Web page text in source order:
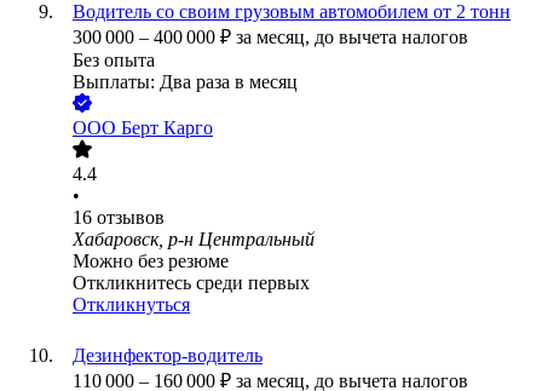
Водитель со своим грузовым автомобилем от 2 тонн
300 000 – 400 000 ₽ за месяц, до вычета налогов
Без опыта
Выплаты: Два раза в месяц
ООО Берт Карго
4.4
•
16 отзывов
Хабаровск, р-н Центральный
Можно без резюме
Откликнитесь среди первых
Откликнуться
Дезинфектор-водитель
110 000 – 160 000 ₽ за месяц, до вычета налогов